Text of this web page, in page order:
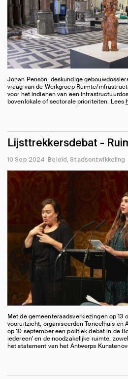
Johan Penson, deskundige
vraag van de Werkgroep Ruimte/
voor het indienen van een
bovenlokale of sectorale prioriteiten. Lees
Lijsttrekkersdebat -
10 Sep 2024 Beleid Stadsontwikkeling
Met de gemeenteraadsverkiezingen op 13
vooruitzicht, organiseerden Toneelhuis en
op 10 september een politiek debat in de
iedereen' en de noodzakelijke ruimte,
het statement van het Antwerps